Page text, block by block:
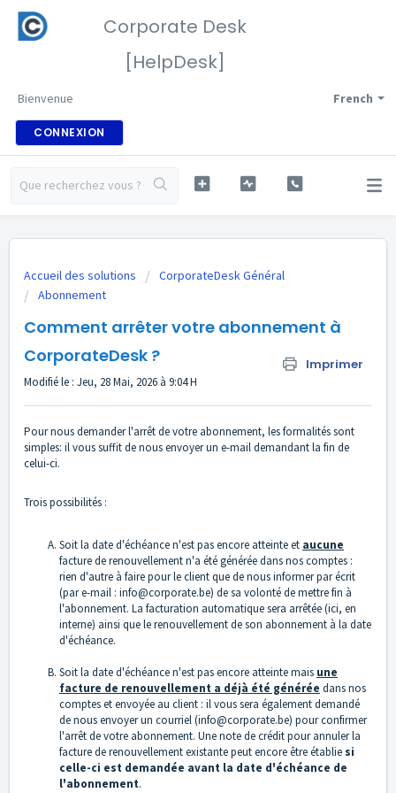
Corporate Desk
[HelpDesk]
French
Bienvenue
CONNEXION
Accueil des solutions
CorporateDesk Général
Abonnement
Comment arrêter votre abonnement à
CorporateDesk ?
Imprimer
Modifié le : Jeu, 28 Mai, 2026 à 9:04 H
Pour nous demander l'arrêt de votre abonnement, les formalités sont
simples: il vous suffit de nous envoyer un e-mail demandant la fin de
celui-ci.
Trois possibilités :
Soit la date d'échéance n'est pas encore atteinte et aucune
facture de renouvellement n'a été générée dans nos comptes :
rien d'autre à faire pour le client que de nous informer par écrit
(par e-mail : info@corporate.be) de sa volonté de mettre fin à
l'abonnement. La facturation automatique sera arrêtée (ici, en
interne) ainsi que le renouvellement de son abonnement à la date
d'échéance.
Soit la date d'échéance n'est pas encore atteinte mais une
facture de renouvellement a déjà été générée dans nos
comptes et envoyée au client : il vous sera également demandé
de nous envoyer un courriel (info@corporate.be) pour confirmer
l'arrêt de votre abonnement. Une note de crédit pour annuler la
facture de renouvellement existante peut encore être établie si
celle-ci est demandée avant la date d'échéance de
l'abonnement.